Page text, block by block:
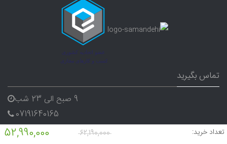
تعداد خرید: 62,190,000
52,990,000
تماس بگیرید
9 صبح الی 23 شب
07191640165
09338282656